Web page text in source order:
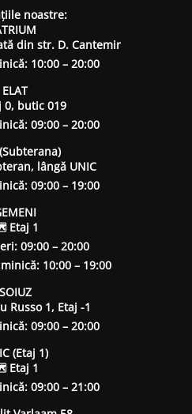
noastre:
din str. D. Cantemir
10:00 – 20:00
ELAT
butic 019
09:00 – 20:00
lângă UNIC
09:00 – 19:00
Etaj 1
09:00 – 20:00
10:00 – 19:00
SOIUZ
1, Etaj -1
09:00 – 20:00
(Etaj 1)
Etaj 1
09:00 – 21:00